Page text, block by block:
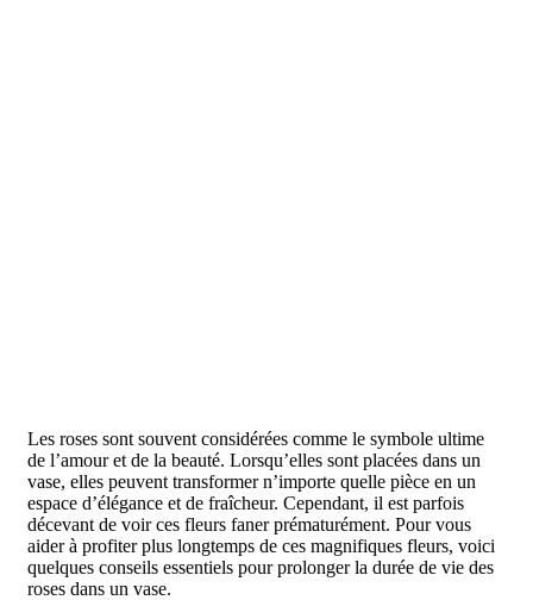
Les roses sont souvent considérées comme le symbole ultime
de l’amour et de la beauté. Lorsqu’elles sont placées dans un
vase, elles peuvent transformer n’importe quelle pièce en un
espace d’élégance et de fraîcheur. Cependant, il est parfois
décevant de voir ces fleurs faner prématurément. Pour vous
aider à profiter plus longtemps de ces magnifiques fleurs, voici
quelques conseils essentiels pour prolonger la durée de vie des
roses dans un vase.